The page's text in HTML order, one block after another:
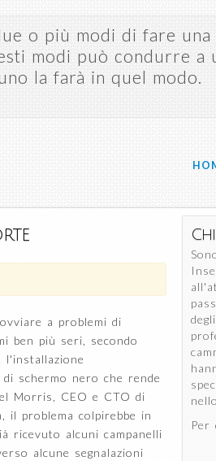
o più modi di fare una
modi può condurre a
la farà in quel modo.
a problemi di
ben più seri, secondo
schermo nero che rende
Morris, CEO e CTO di
il problema colpirebbe in
ricevuto alcuni campanelli
alcune segnalazioni
Per